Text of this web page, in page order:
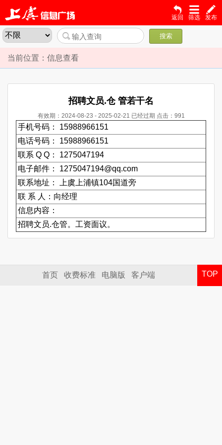
返回 筛选 发布
搜索
当前位置：信息查看
招聘文员.仓 管若干名
有效期：2024-08-23 - 2025-02-21 已经过期 点击：991
手机号码： 15988966151
电话号码： 15988966151
联系 Q Q： 1275047194
电子邮件： 1275047194@qq.com
联系地址： 上虞上浦镇104国道旁
联 系 人：向经理
信息内容：
招聘文员.仓管。工资面议。
首页 收费标准 电脑版 客户端 TOP